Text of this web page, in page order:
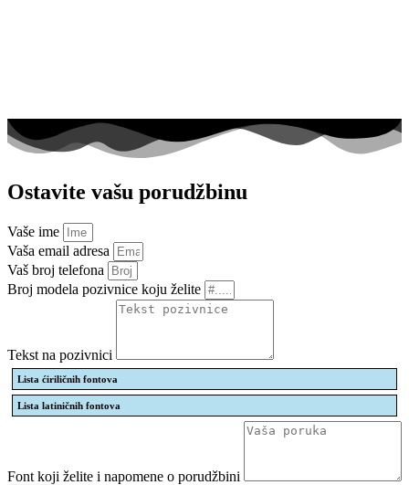
Ostavite vašu porudžbinu
Vaše ime
Vaša email adresa
Vaš broj telefona
Broj modela pozivnice koju želite
Tekst na pozivnici
Lista ćiriličnih fontova
Lista latiničnih fontova
Font koji želite i napomene o porudžbini